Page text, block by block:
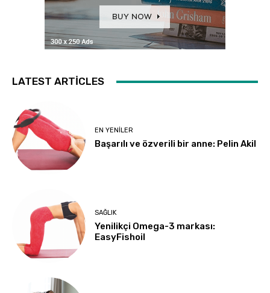
LATEST ARTICLES
EN YENILER
Başarılı ve özverili bir anne: Pelin Akil
SAĞLIK
Yenilikçi Omega-3 markası:
EasyFishoil